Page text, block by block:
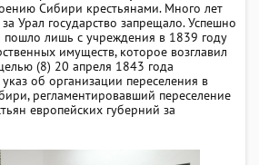
Сибири крестьянами. Много лет
Урал государство запрещало. Успешно
пошло лишь с учреждения в 1839 году
имуществ, которое возглавил
(8) 20 апреля 1843 года
об организации переселения в
регламентировавший переселение
европейских губерний за